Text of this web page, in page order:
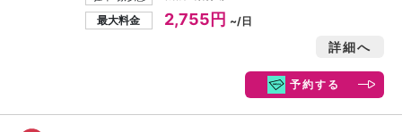
最大料金
2,755円 ~/日
詳細へ
予約する